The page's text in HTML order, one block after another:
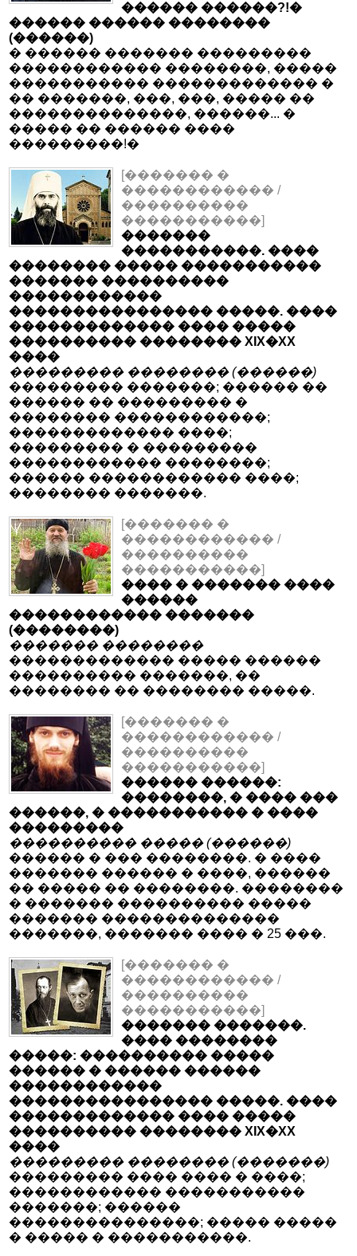
������ ������?!�
������ ������ ��������
(������)
� ������ ������� ���������
������������ ��������, �����
����������� ������������� �
�� �������, ���, ���, ����� ��
��������������, ������... �
����� �� ������ ����
���������!�
[������� �
������������ /
����������
�����������]
�������
�����������. ����
�������� ����� �����������
������� ����������
������������
���������������� �����. ����
������������� ���� �����
���������� �������� XIX�XX
����
��������� �������� (������)
��������� �������; ������ ��
������ �� ��������� �
�������� ������������;
������������� ����;
��������� � ���������
������������ ��������;
������ ������������ ����;
�������� �������.
[������� �
������������ /
����������
�����������]
���� � ������� ����
������
������������ �������
(��������)
������� ��������
������������� ����� ������
���������� �������, ��
�������� �� �������� �����.
[������� �
������������ /
����������
�����������]
������ ������:
��������, � ���� ���
������, � ����������� � ����
���������
���������� ����� (������)
������ � ��� ��������. � ����
������� ������ � ����, ������
�� ����� �� ��������. ��������
� ������� ���������� �����
������� ��������������
�������, ������� ���� � 25 ���.
[������� �
������������ /
����������
�����������]
������� �������.
���� ��������
�����: ���������� �����
������ � ������ ������
������������
���������������� �����. ����
������������� ���� �����
���������� �������� XIX�XX
����
��������� �������� (�������)
��������� ���� ���� � ����;
������������ �����������
�������; ������
���������������; ����� �����
� ����� � �����������.